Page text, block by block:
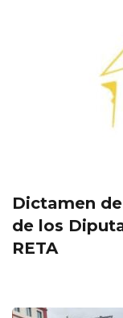
Dictamen
de los
RETA